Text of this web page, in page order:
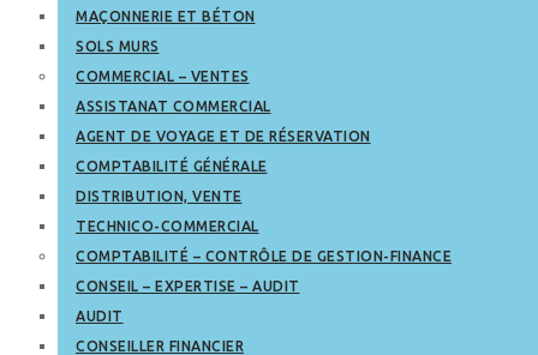
MAÇONNERIE ET BÉTON
SOLS MURS
COMMERCIAL – VENTES
ASSISTANAT COMMERCIAL
AGENT DE VOYAGE ET DE RÉSERVATION
COMPTABILITÉ GÉNÉRALE
DISTRIBUTION, VENTE
TECHNICO-COMMERCIAL
COMPTABILITÉ – CONTRÔLE DE GESTION-FINANCE
CONSEIL – EXPERTISE – AUDIT
AUDIT
CONSEILLER FINANCIER